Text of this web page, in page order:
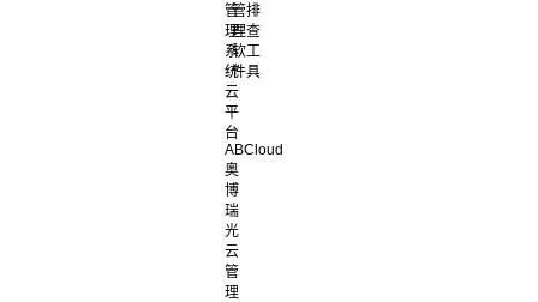
管
理
系
统
管
理
软
件
排
查
工
具
云
平
台
ABCloud
奥
博
瑞
光
云
管
理